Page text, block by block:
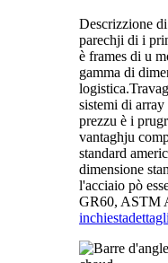
Descrizzione
parechji di i
è frames di u
gamma di
sistemi di
prezzu è i
vantaghju
standard
dimensione
l'acciaio pò
GR60, ASTM
inchiesta